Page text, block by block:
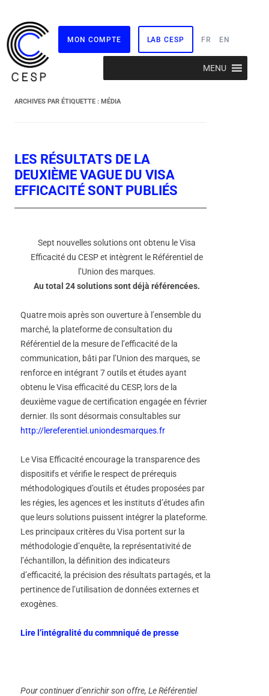
MON COMPTE LAB CESP FR EN
MENU
ARCHIVES PAR ÉTIQUETTE : MÉDIA
LES RÉSULTATS DE LA
DEUXIÈME VAGUE DU VISA
EFFICACITÉ SONT PUBLIÉS
Sept nouvelles solutions ont obtenu le Visa
Efficacité du CESP et intègrent le Référentiel de
l’Union des marques.
Au total 24 solutions sont déjà référencées.
Quatre mois après son ouverture à l’ensemble du
marché, la plateforme de consultation du
Référentiel de la mesure de l’efficacité de la
communication, bâti par l’Union des marques, se
renforce en intégrant 7 outils et études ayant
obtenu le Visa efficacité du CESP, lors de la
deuxième vague de certification engagée en février
dernier. Ils sont désormais consultables sur
http://lereferentiel.uniondesmarques.fr
Le Visa Efficacité encourage la transparence des
dispositifs et vérifie le respect de prérequis
méthodologiques d’outils et études proposées par
les régies, les agences et les instituts d’études afin
que leurs solutions puissent intégrer la plateforme.
Les principaux critères du Visa portent sur la
méthodologie d’enquête, la représentativité de
l’échantillon, la définition des indicateurs
d’efficacité, la précision des résultats partagés, et la
pertinence de l’utilisation de données externes et
exogènes.
Lire l’intégralité du commniqué de presse
Pour continuer d’enrichir son offre, Le Référentiel